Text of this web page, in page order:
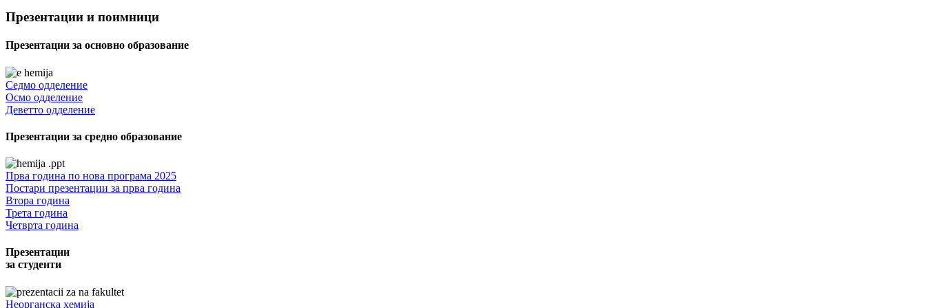
Презентации и поимници
Презентации за основно образование
Седмо одделение
Осмо одделение
Деветто одделение
Презентации за средно образование
Прва година по нова програма 2025
Постари презентации за прва година
Втора година
Трета година
Четврта година
Презентации
за студенти
Неорганска хемија